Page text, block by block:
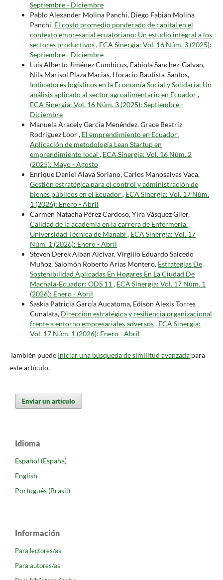
Septiembre - Diciembre
Pablo Alexander Molina Panchi, Diego Fabián Molina
Panchi, El costo promedio ponderado de capital en el
contexto empresarial ecuatoriano: Un estudio integral a los
sectores productivos, ECA Sinergia: Vol. 16 Núm. 3 (2025):
Septiembre - Diciembre
Luis Alberto Jiménez Cumbicus, Fabiola Sanchez-Galvan,
Nila Marisol Plaza Macias, Horacio Bautista-Santos,
Indicadores logísticos en la Economía Social y Solidaria: Un
análisis aplicado al sector agroalimentario en Ecuador,
ECA Sinergia: Vol. 16 Núm. 3 (2025): Septiembre -
Diciembre
Manuela Aracely García Menéndez, Grace Beatriz
Rodriguez Loor , El emprendimiento en Ecuador:
Aplicación de metodología Lean Startup en
emprendimiento local , ECA Sinergia: Vol. 16 Núm. 2
(2025): Mayo - Agosto
Enrique Daniel Alava Soriano, Carlos Manosalvas Vaca,
Gestión estratégica para el control y administración de
bienes públicos en el Ecuador, ECA Sinergia: Vol. 17 Núm.
1 (2026): Enero - Abril
Carmen Natacha Pérez Cardoso, Yira Vásquez Giler,
Calidad de la academia en la carrera de Enfermería.
Universidad Técnica de Manabí, ECA Sinergia: Vol. 17
Núm. 1 (2026): Enero - Abril
Steven Derek Alban Alcivar, Virgilio Eduardo Salcedo
Muñoz, Salomón Roberto Arias Montero, Estrategias De
Sostenibilidad Aplicadas En Hogares En La Ciudad De
Machala-Ecuador: ODS 11 , ECA Sinergia: Vol. 17 Núm. 1
(2026): Enero - Abril
Saskia Patricia García Aucatoma, Edison Alexis Torres
Cunalata, Dirección estratégica y resiliencia organizacional
frente a entorno empresariales adversos, ECA Sinergia:
Vol. 17 Núm. 1 (2026): Enero - Abril
También puede Iniciar una búsqueda de similitud avanzada para
este artículo.
Enviar un artículo
Idioma
Español (España)
English
Português (Brasil)
Información
Para lectores/as
Para autores/as